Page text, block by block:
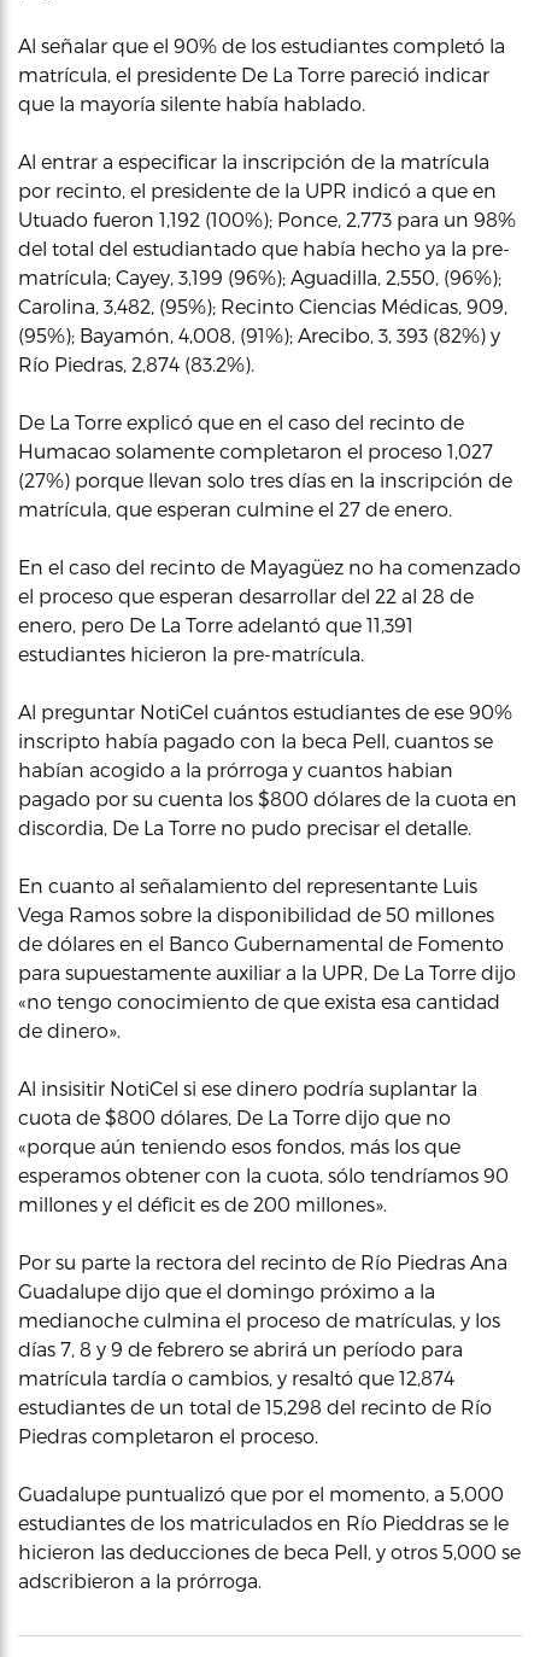
Al señalar que el 90% de los estudiantes completó la
matrícula, el presidente De La Torre pareció indicar
que la mayoría silente había hablado.
Al entrar a especificar la inscripción de la matrícula
por recinto, el presidente de la UPR indicó a que en
Utuado fueron 1,192 (100%); Ponce, 2,773 para un 98%
del total del estudiantado que había hecho ya la pre-
matrícula; Cayey, 3,199 (96%); Aguadilla, 2,550, (96%);
Carolina, 3,482, (95%); Recinto Ciencias Médicas, 909,
(95%); Bayamón, 4,008, (91%); Arecibo, 3, 393 (82%) y
Río Piedras, 2,874 (83.2%).
De La Torre explicó que en el caso del recinto de
Humacao solamente completaron el proceso 1,027
(27%) porque llevan solo tres días en la inscripción de
matrícula, que esperan culmine el 27 de enero.
En el caso del recinto de Mayagüez no ha comenzado
el proceso que esperan desarrollar del 22 al 28 de
enero, pero De La Torre adelantó que 11,391
estudiantes hicieron la pre-matrícula.
Al preguntar NotiCel cuántos estudiantes de ese 90%
inscripto había pagado con la beca Pell, cuantos se
habían acogido a la prórroga y cuantos habian
pagado por su cuenta los $800 dólares de la cuota en
discordia, De La Torre no pudo precisar el detalle.
En cuanto al señalamiento del representante Luis
Vega Ramos sobre la disponibilidad de 50 millones
de dólares en el Banco Gubernamental de Fomento
para supuestamente auxiliar a la UPR, De La Torre dijo
«no tengo conocimiento de que exista esa cantidad
de dinero».
Al insisitir NotiCel si ese dinero podría suplantar la
cuota de $800 dólares, De La Torre dijo que no
«porque aún teniendo esos fondos, más los que
esperamos obtener con la cuota, sólo tendríamos 90
millones y el déficit es de 200 millones».
Por su parte la rectora del recinto de Río Piedras Ana
Guadalupe dijo que el domingo próximo a la
medianoche culmina el proceso de matrículas, y los
días 7, 8 y 9 de febrero se abrirá un período para
matrícula tardía o cambios, y resaltó que 12,874
estudiantes de un total de 15,298 del recinto de Río
Piedras completaron el proceso.
Guadalupe puntualizó que por el momento, a 5,000
estudiantes de los matriculados en Río Pieddras se le
hicieron las deducciones de beca Pell, y otros 5,000 se
adscribieron a la prórroga.